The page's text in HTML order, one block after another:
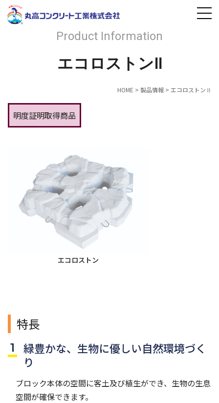
Product Information
エコロストンⅡ
HOME > 製品情報 > エコロストンⅡ
明度証明取得商品
エコロストン
特長
緑豊かな、生物に優しい自然環境づく
り
ブロック本体の空間に客土及び植生ができ、生物の生息
空間が確保できます。